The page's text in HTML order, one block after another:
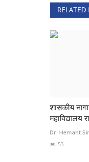
RELATED
शासकीय
महाविद्यालय
Dr. Hemant
53